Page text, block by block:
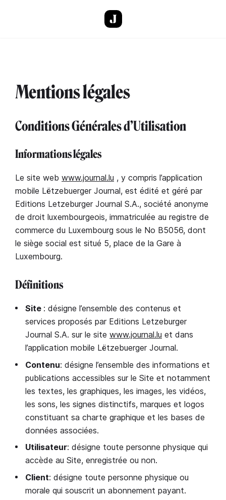
Mentions légales
Conditions Générales d’Utilisation
Informations légales
Le site web www.journal.lu , y compris l’application
mobile Lëtzebuerger Journal, est édité et géré par
Editions Letzeburger Journal S.A., société anonyme
de droit luxembourgeois, immatriculée au registre de
commerce du Luxembourg sous le No B5056, dont
le siège social est situé 5, place de la Gare à
Luxembourg.
Définitions
Site : désigne l’ensemble des contenus et
services proposés par Editions Letzeburger
Journal S.A. sur le site www.journal.lu et dans
l’application mobile Lëtzebuerger Journal.
Contenu: désigne l’ensemble des informations et
publications accessibles sur le Site et notamment
les textes, les graphiques, les images, les vidéos,
les sons, les signes distinctifs, marques et logos
constituant sa charte graphique et les bases de
données associées.
Utilisateur: désigne toute personne physique qui
accède au Site, enregistrée ou non.
Client: désigne toute personne physique ou
morale qui souscrit un abonnement payant.